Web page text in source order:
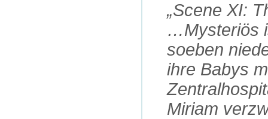
„Scene XI:
…Mysteriös
soeben
ihre Babys
Miriam